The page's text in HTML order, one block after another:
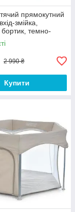
прямокутний
змійка,
бортик, темно-
2 990 ₴
Купити